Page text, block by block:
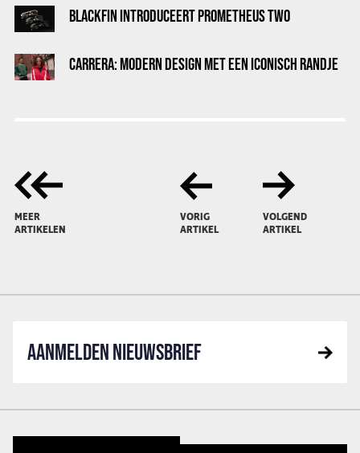
BLACKFIN INTRODUCEERT PROMETHEUS TWO
CARRERA: MODERN DESIGN MET EEN ICONISCH RANDJE
MEER
ARTIKELEN
VORIG
ARTIKEL
VOLGEND
ARTIKEL
AANMELDEN NIEUWSBRIEF